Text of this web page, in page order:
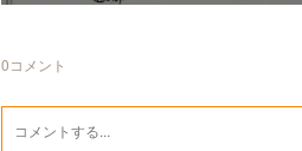
0コメント